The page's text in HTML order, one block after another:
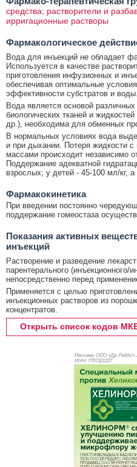
средства; растворители и
ирригационные растворы
Фармакологическое
Вода для инъекций не обладает
Используется в качестве
приготовления инфузионных и
обеспечивая оптимальные
эффективности субстратов и воды.
Вода является основой
биологических тканей и
др.), необходима для обменных
В нормальных условиях вода
и при дыхании. Потеря жидкости
массами происходит независимо
Поддержание адекватной
взрослых; у детей - 45-100 мл/кг,
Фармакокинетика
При введении постоянно
поддержание гомеостаза
Показания активных
инъекций
Растворение и разведение
парентерального (инъекционного/
непосредственно перед
Применяется с целью
инъекционных растворов из
концентратов.
Открыть список кодов
Реклама. ООО «Др. Редди’с
ИНН: 7707321227